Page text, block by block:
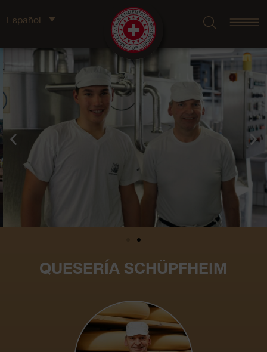
Español
QUESERÍA SCHÜPFHEIM